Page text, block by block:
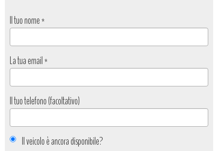
Il tuo nome*
La tua email*
Il tuo telefono (facoltativo)
Il veicolo è ancora disponibile?